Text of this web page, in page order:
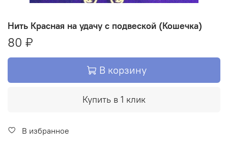
Нить Красная на удачу с подвеской (Кошечка)
80 ₽
В корзину
Купить в 1 клик
В избранное